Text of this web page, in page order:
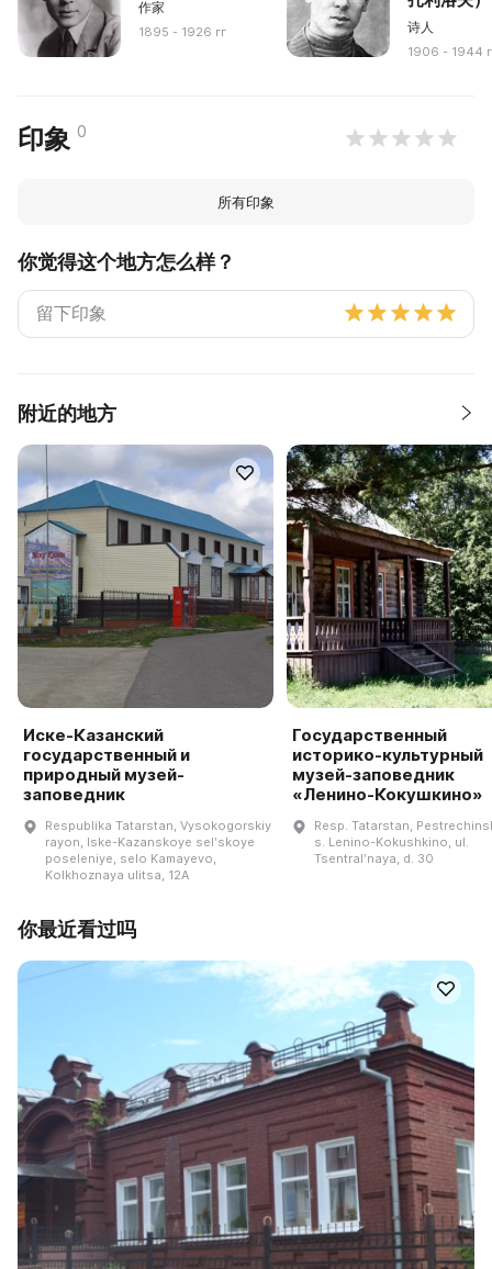
作家
1895 - 1926 гг 诗人
1906 - 1944
印象 0
所有印象
你觉得这个地方怎么样？
附近的地方
Иске-Казанский
государственный и
природный музей-
заповедник
Respublika Tatarstan, Vysokogorskiy
rayon, Iske-Kazanskoye selʹskoye
poseleniye, selo Kamayevo,
Kolkhoznaya ulitsa, 12A
Государственный
историко-культурный
музей-заповедник
«Ленино-Кокушкино»
Resp. Tatarstan,
s. Lenino-Kokushkino, ul.
Tsentralʹnaya, d. 30
你最近看过吗